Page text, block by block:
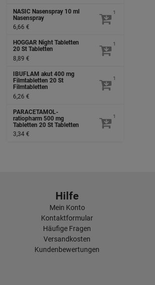
NASIC Nasenspray 10 ml
Nasenspray
6,66 €
1
HOGGAR Night Tabletten
20 St Tabletten
8,89 €
1
IBUFLAM akut 400 mg
Filmtabletten 20 St
Filmtabletten
6,26 €
1
PARACETAMOL-
ratiopharm 500 mg
Tabletten 20 St Tabletten
3,34 €
1
Hilfe
Mein Konto
Kontaktformular
Häufige Fragen
Versandkosten
Kundenbewertungen